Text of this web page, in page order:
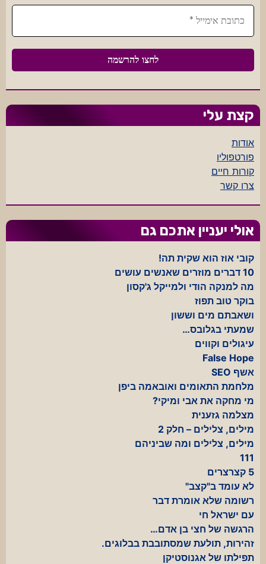
קצת עלי
אודות
פורטפוליו
קורות חיים
צרו קשר
אולי יעניין אתכם גם
קובי אוז הוא שקית תה!
10 דברים מוזרים שאנשים עושים
מה למנקה הודי ולמייקל ג'קסון
בוקר טוב תפוז
ושאבתם מים וששון
שמעתי בגלובס…
עיגולים וקווים
False Hope
אשף SEO
מלחמת התאומים ואובאמה ביפן
מי מחקה את אבי ומיקי?
מצלמה גזענית
מילים, צלילים – חלק 2
מילים, צלילים ומה שביניהם
111
5 קצרצרים
לא עומד ב"קצב"
רשומה שלא אומרת דבר
עם ישראל חי
הרגשה של חצי בן אדם…
זהירות, תולעת שמסתובבת בבלוגים.
תפילתו של אגנוסטיקן